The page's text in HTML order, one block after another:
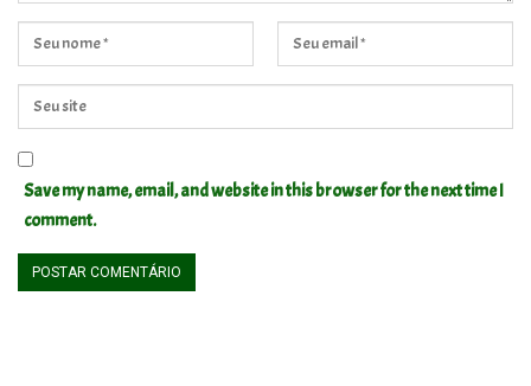
Save my name, email, and website in this browser for the next time I
comment.